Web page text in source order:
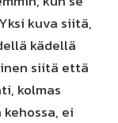
kuva siitä,
kädellä
siitä että
kolmas
ei